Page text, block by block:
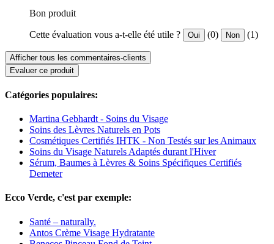
Bon produit
Cette évaluation vous a-t-elle été utile ? Oui (0) Non (1)
Afficher tous les commentaires-clients
Evaluer ce produit
Catégories populaires:
Martina Gebhardt - Soins du Visage
Soins des Lèvres Naturels en Pots
Cosmétiques Certifiés IHTK - Non Testés sur les Animaux
Soins du Visage Naturels Adaptés durant l'Hiver
Sérum, Baumes à Lèvres & Soins Spécifiques Certifiés
Demeter
Ecco Verde, c'est par exemple:
Santé – naturally.
Antos Crème Visage Hydratante